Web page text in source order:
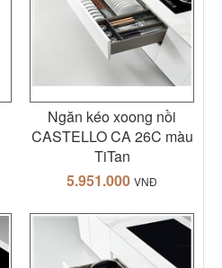
Ngăn kéo xoong nồi
CASTELLO CA 26C màu
TiTan
5.951.000 VNĐ